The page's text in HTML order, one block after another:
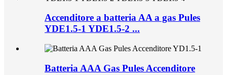
Accenditore a batteria AA a gas Pules
YDE1.5-1 YDE1.5-2 ...
Batteria AAA Gas Pules Accenditore